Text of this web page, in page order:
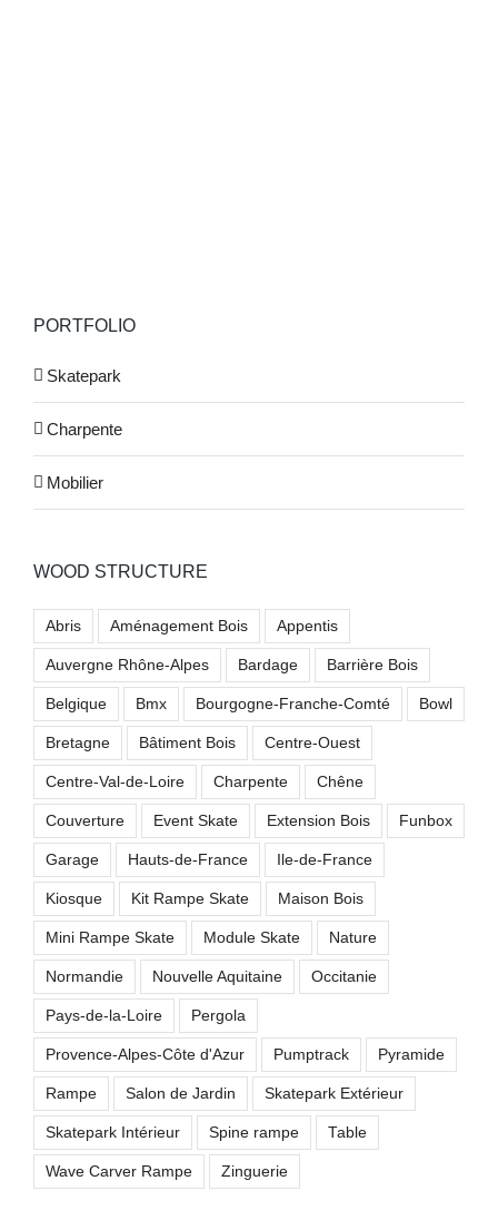
PORTFOLIO
Skatepark
Charpente
Mobilier
WOOD STRUCTURE
Abris Aménagement Bois Appentis
Auvergne Rhône-Alpes Bardage Barrière Bois
Belgique Bmx Bourgogne-Franche-Comté Bowl
Bretagne Bâtiment Bois Centre-Ouest
Centre-Val-de-Loire Charpente Chêne
Couverture Event Skate Extension Bois Funbox
Garage Hauts-de-France Ile-de-France
Kiosque Kit Rampe Skate Maison Bois
Mini Rampe Skate Module Skate Nature
Normandie Nouvelle Aquitaine Occitanie
Pays-de-la-Loire Pergola
Provence-Alpes-Côte d'Azur Pumptrack Pyramide
Rampe Salon de Jardin Skatepark Extérieur
Skatepark Intérieur Spine rampe Table
Wave Carver Rampe Zinguerie